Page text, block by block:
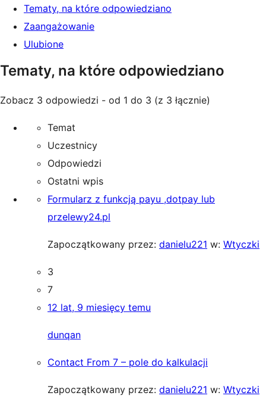
Tematy, na które odpowiedziano
Zaangażowanie
Ulubione
Tematy, na które odpowiedziano
Zobacz 3 odpowiedzi - od 1 do 3 (z 3 łącznie)
Temat
Uczestnicy
Odpowiedzi
Ostatni wpis
Formularz z funkcją payu ,dotpay lub
przelewy24.pl
Zapoczątkowany przez: danielu221 w: Wtyczki
3
7
12 lat, 9 miesięcy temu
dunqan
Contact From 7 – pole do kalkulacji
Zapoczątkowany przez: danielu221 w: Wtyczki